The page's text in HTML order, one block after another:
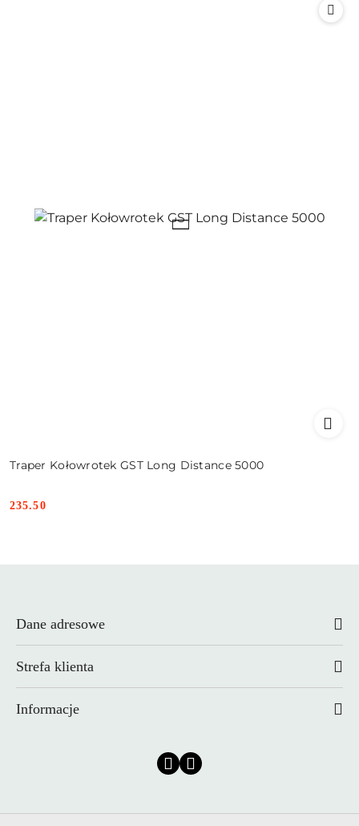
Traper Kołowrotek GST Long Distance 5000
Cena:
235.50
Dane adresowe
Strefa klienta
Informacje